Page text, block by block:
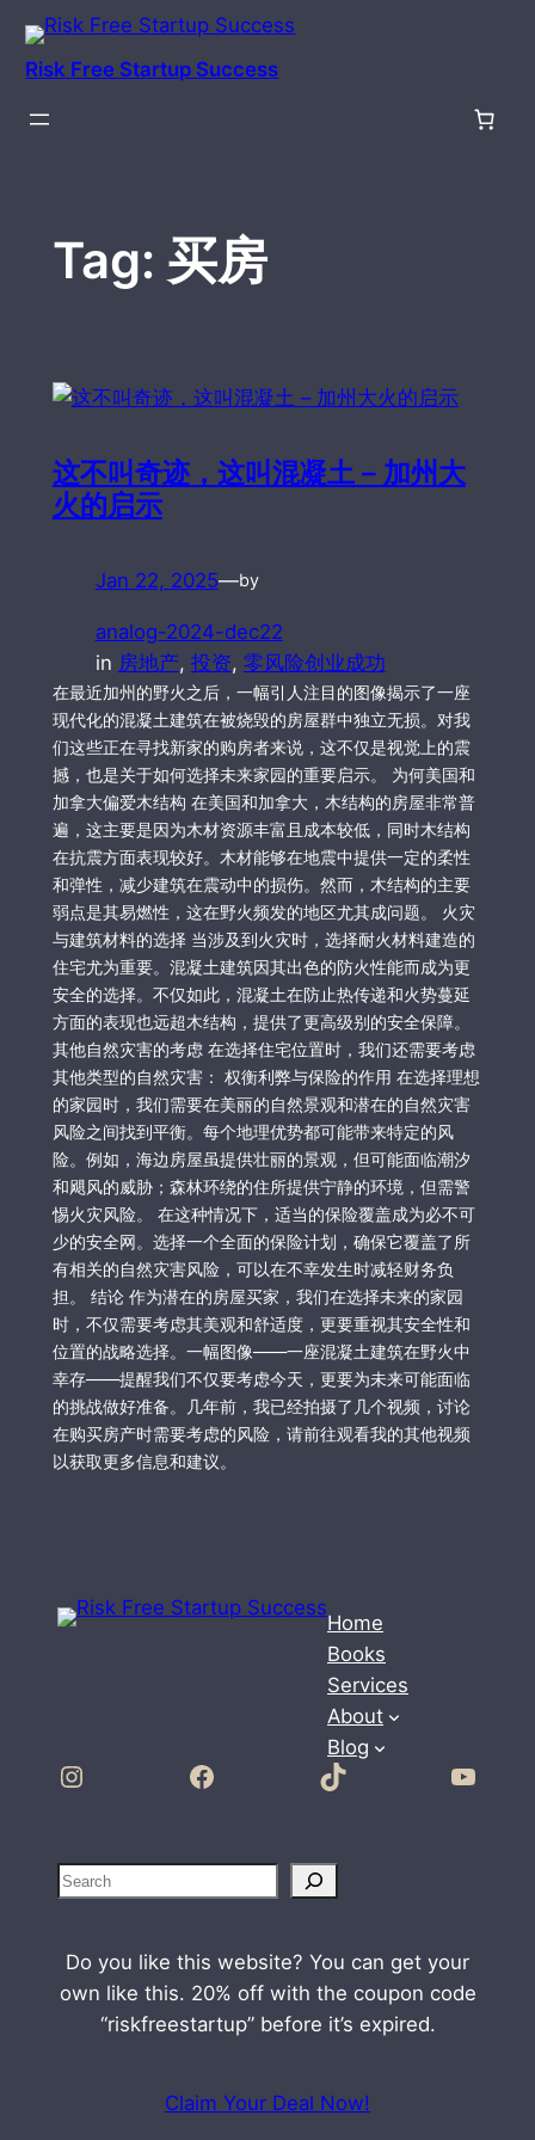
Skip
to
content
Risk Free Startup Success
Tag: 买房
这不叫奇迹，这叫混凝土 – 加州大
火的启示
Jan 22, 2025—by
analog-2024-dec22
in 房地产, 投资, 零风险创业成功
在最近加州的野火之后，一幅引人注目的图像揭示了一座
现代化的混凝土建筑在被烧毁的房屋群中独立无损。对我
们这些正在寻找新家的购房者来说，这不仅是视觉上的震
撼，也是关于如何选择未来家园的重要启示。 为何美国和
加拿大偏爱木结构 在美国和加拿大，木结构的房屋非常普
遍，这主要是因为木材资源丰富且成本较低，同时木结构
在抗震方面表现较好。木材能够在地震中提供一定的柔性
和弹性，减少建筑在震动中的损伤。然而，木结构的主要
弱点是其易燃性，这在野火频发的地区尤其成问题。 火灾
与建筑材料的选择 当涉及到火灾时，选择耐火材料建造的
住宅尤为重要。混凝土建筑因其出色的防火性能而成为更
安全的选择。不仅如此，混凝土在防止热传递和火势蔓延
方面的表现也远超木结构，提供了更高级别的安全保障。
其他自然灾害的考虑 在选择住宅位置时，我们还需要考虑
其他类型的自然灾害： 权衡利弊与保险的作用 在选择理想
的家园时，我们需要在美丽的自然景观和潜在的自然灾害
风险之间找到平衡。每个地理优势都可能带来特定的风
险。例如，海边房屋虽提供壮丽的景观，但可能面临潮汐
和飓风的威胁；森林环绕的住所提供宁静的环境，但需警
惕火灾风险。 在这种情况下，适当的保险覆盖成为必不可
少的安全网。选择一个全面的保险计划，确保它覆盖了所
有相关的自然灾害风险，可以在不幸发生时减轻财务负
担。 结论 作为潜在的房屋买家，我们在选择未来的家园
时，不仅需要考虑其美观和舒适度，更要重视其安全性和
位置的战略选择。一幅图像——一座混凝土建筑在野火中
幸存——提醒我们不仅要考虑今天，更要为未来可能面临
的挑战做好准备。几年前，我已经拍摄了几个视频，讨论
在购买房产时需要考虑的风险，请前往观看我的其他视频
以获取更多信息和建议。
Home
Books
Services
About
Blog
Instagram Facebook TikTok YouTube
S
c
Do you like this website? You can get your
own like this. 20% off with the coupon code
“riskfreestartup” before it’s expired.
Claim Your Deal Now!